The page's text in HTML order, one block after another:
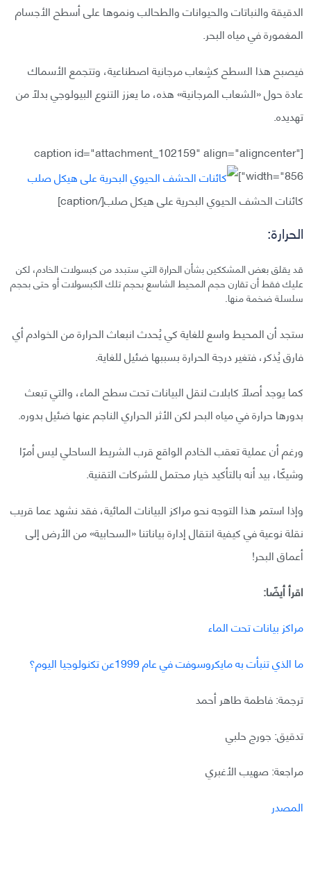
الدقيقة والنباتات والحيوانات والطحالب ونموها على أسطح الأجسام
المغمورة في مياه البحر.
فيصبح هذا السطح كشِعاب مرجانية اصطناعية، وتتجمع الأسماك
عادة حول «الشعاب المرجانية» هذه، ما يعزز التنوع البيولوجي بدلًا من
تهديده.
[caption id="attachment_102159" align="aligncenter"
width="856"]
كائنات الحشف الحيوي البحرية على هيكل صلب[/caption]
الحرارة:
قد يقلق بعض المشككين بشأن الحرارة التي ستبدد من كبسولات الخادم، لكن
عليك فقط أن تقارن حجم المحيط الشاسع بحجم تلك الكبسولات أو حتى بحجم
سلسلة ضخمة منها.
ستجد أن المحيط واسع للغاية كي يُحدث انبعاث الحرارة من الخوادم أي
فارق يُذكر، فتغير درجة الحرارة بسببها ضئيل للغاية.
كما يوجد أصلًا كابلات لنقل البيانات تحت سطح الماء، والتي تبعث
بدورها حرارة في مياه البحر لكن الأثر الحراري الناجم عنها ضئيل بدوره.
ورغم أن عملية تعقب الخادم الواقع قرب الشريط الساحلي ليس أمرًا
وشيكًا، بيد أنه بالتأكيد خيار محتمل للشركات التقنية.
وإذا استمر هذا التوجه نحو مراكز البيانات المائية، فقد نشهد عما قريب
نقلة نوعية في كيفية انتقال إدارة بياناتنا «السحابية» من الأرض إلى
أعماق البحر!
اقرأ أيضًا:
مراكز بيانات تحت الماء
ما الذي تنبأت به مايكروسوفت في عام 1999عن تكنولوجيا اليوم؟
ترجمة: فاطمة طاهر أحمد
تدقيق: جورج حلبي
مراجعة: صهيب الأغبري
المصدر